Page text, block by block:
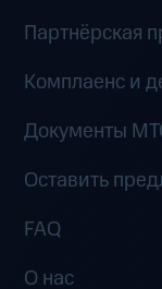
Партнёрская
Комплаенс и
Документы
Оставить
FAQ
О нас